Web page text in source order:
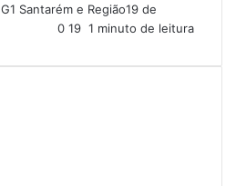
G1 Santarém e Região19 de
0 19 1 minuto de leitura